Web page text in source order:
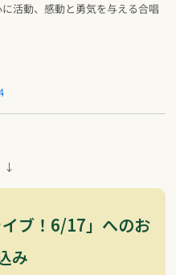
活動、感動と勇気を与える合唱
↓
イブ！6/17」へのお
み